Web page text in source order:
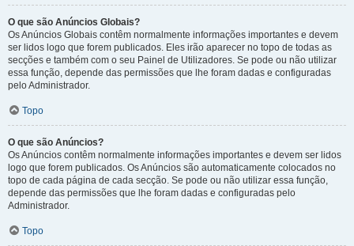
O que são Anúncios Globais?
Os Anúncios Globais contêm normalmente informações importantes e devem
ser lidos logo que forem publicados. Eles irão aparecer no topo de todas as
secções e também com o seu Painel de Utilizadores. Se pode ou não utilizar
essa função, depende das permissões que lhe foram dadas e configuradas
pelo Administrador.
Topo
O que são Anúncios?
Os Anúncios contêm normalmente informações importantes e devem ser lidos
logo que forem publicados. Os Anúncios são automaticamente colocados no
topo de cada página de cada secção. Se pode ou não utilizar essa função,
depende das permissões que lhe foram dadas e configuradas pelo
Administrador.
Topo